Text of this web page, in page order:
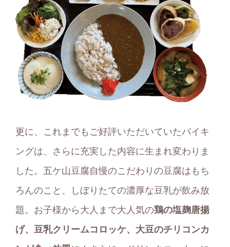
更に、これまでもご好評いただいていたバイキ
ングは、さらに充実した内容に生まれ変わりま
した。五ケ山豆腐自慢のこだわりの豆腐はもち
ろんのこと、しぼりたての濃厚な豆乳が飲み放
題。お子様から大人まで大人気の鶏の塩麹唐揚
げ、豆乳クリームコロッケ、大豆のチリコンカ